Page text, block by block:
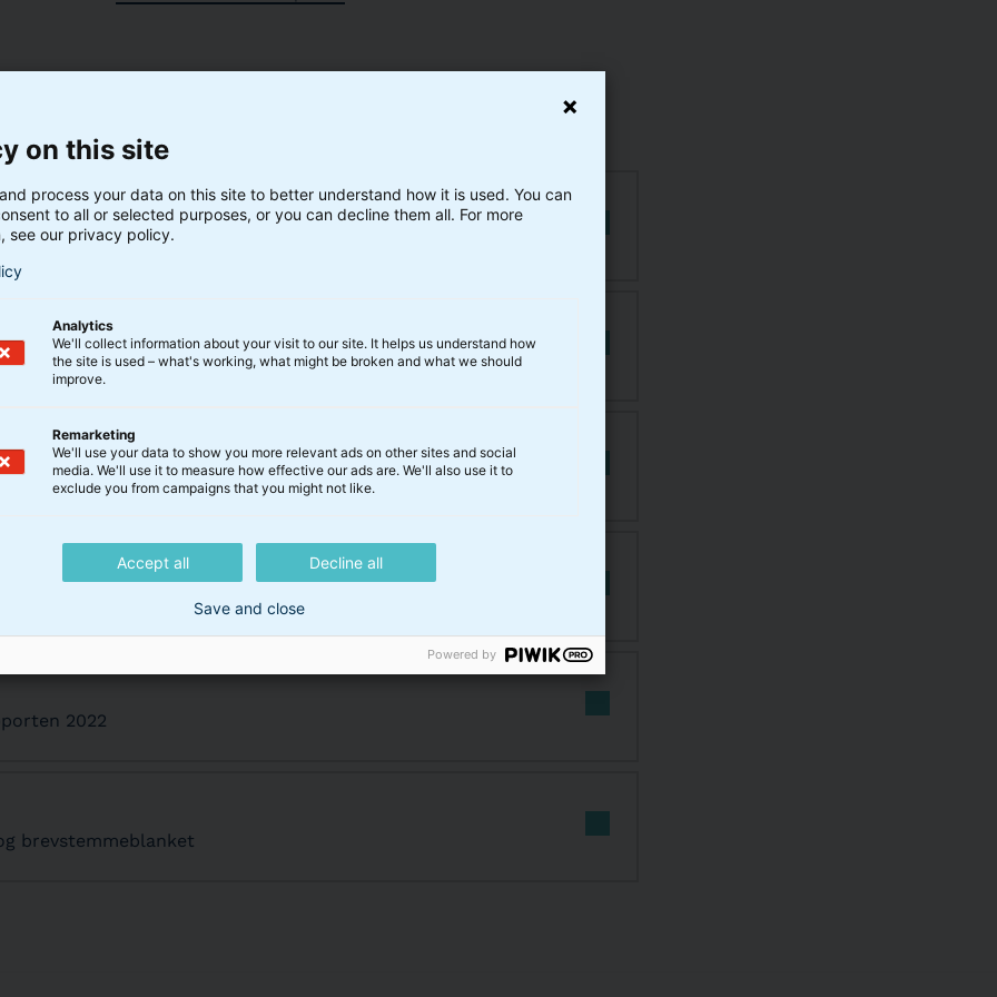
generalforsamlingen
dagsordenen og de fuldstændige forslag
til bestyrelsen (bilag 1)
2)
Erhvervsejendomme A/S
2022
brevstemmeblanket
on this site
process your data on this site to better understand how it is used. You can
to all or selected purposes, or you can decline them all. For more
see our privacy policy.
Analytics
We'll collect information about your visit to our site. It helps us understand how
the site is used – what's working, what might be broken and what we should
improve.
Remarketing
We'll use your data to show you more relevant ads on other sites and social
media. We'll use it to measure how effective our ads are. We'll also use it to
exclude you from campaigns that you might not like.
Accept all Decline all
Save and close
Powered by